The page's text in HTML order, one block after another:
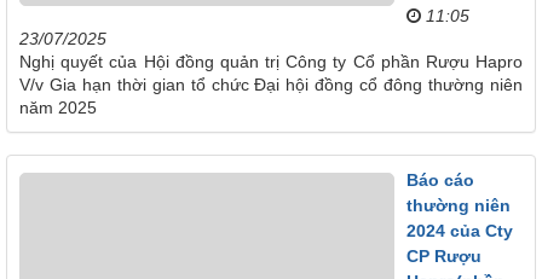
11:05
23/07/2025
Nghị quyết của Hội đồng quản trị Công ty Cổ phần Rượu Hapro
V/v Gia hạn thời gian tổ chức Đại hội đồng cổ đông thường niên
năm 2025
Báo cáo
thường niên
2024 của Cty
CP Rượu